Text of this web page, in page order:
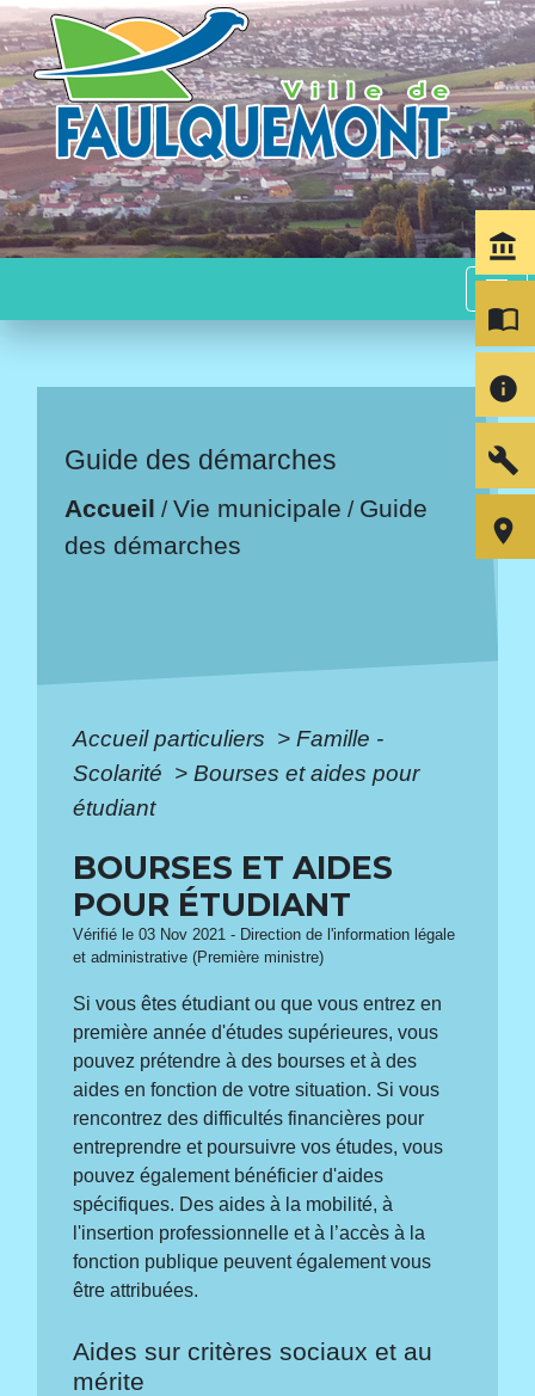
menu
Guide des démarches
Accueil /Vie municipale / Guide
des démarches
Accueil particuliers > Famille -
Scolarité > Bourses et aides pour
étudiant
BOURSES ET AIDES
POUR ÉTUDIANT
Vérifié le 03 Nov 2021 - Direction de l'information légale
et administrative (Première ministre)
Si vous êtes étudiant ou que vous entrez en
première année d'études supérieures, vous
pouvez prétendre à des bourses et à des
aides en fonction de votre situation. Si vous
rencontrez des difficultés financières pour
entreprendre et poursuivre vos études, vous
pouvez également bénéficier d'aides
spécifiques. Des aides à la mobilité, à
l'insertion professionnelle et à l’accès à la
fonction publique peuvent également vous
être attribuées.
Aides sur critères sociaux et au
mérite
account_balance
import_contacts
info
build
room